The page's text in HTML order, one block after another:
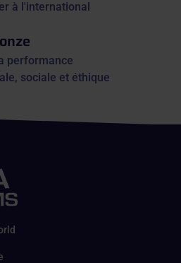
à l'international
performance
sociale et éthique